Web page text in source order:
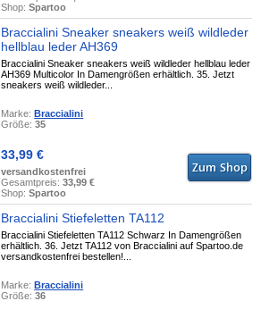
Shop:Spartoo
Braccialini Sneaker sneakers weiß wildleder
hellblau leder AH369
Braccialini Sneaker sneakers weiß wildleder hellblau leder
AH369 Multicolor In Damengrößen erhältlich. 35. Jetzt
sneakers weiß wildleder...
Marke:Braccialini
Größe:35
33,99 €
versandkostenfrei
Gesamtpreis:33,99 €
Shop:Spartoo
Braccialini Stiefeletten TA112
Braccialini Stiefeletten TA112 Schwarz In Damengrößen
erhältlich. 36. Jetzt TA112 von Braccialini auf Spartoo.de
versandkostenfrei bestellen!...
Marke:Braccialini
Größe:36